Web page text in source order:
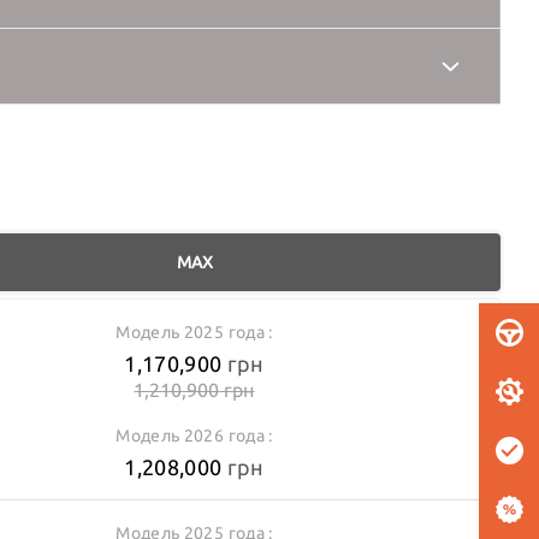
Warning" и экстренное торможение в городском цикле
(PHC)
ЗЕЛЁНАЯ
(для авто вы-ва с 01.05.2025)
46,260
MAX
Модель 2025 года :
1,170,900 грн
1,210,900грн
Модель 2026 года :
1,208,000 грн
Модель 2025 года :